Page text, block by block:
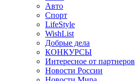
Авто
Спорт
LifeStyle
WishList
Добрые дела
КОНКУРСЫ
Интересное от партнеров
Новости России